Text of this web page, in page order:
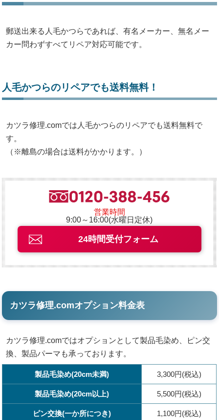
郵送出来る人毛かつらであれば、有名メーカー、無名メー
カー問わずすべてリペア対応可能です。
人毛かつらのリペアでも送料無料！
カツラ修理.comでは人毛かつらのリペアでも送料無料で
す。
（※離島の場合は送料がかかります。）
営業時間
9:00～16:00(水曜日定休)
24時間受付フォーム
カツラ修理.comオプション料金表
カツラ修理.comではオプションとして製品毛染め、ピン交
換、製品パーマも承っております。
製品毛染め(20cm未満) 3,300円(税込)
製品毛染め(20cm以上) 5,500円(税込)
ピン交換(一か所につき) 1,100円(税込)